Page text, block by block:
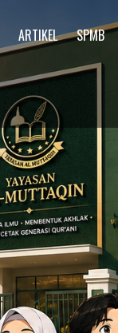
ARTIKEL SPMB